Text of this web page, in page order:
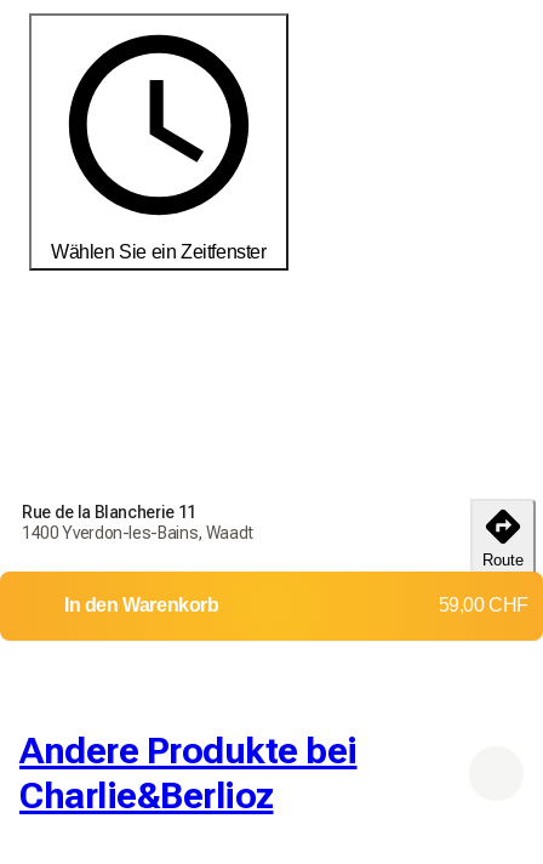
Wählen Sie ein Zeitfenster
Bestellen Sie noch heute, um Ihre Produkte bis zum
18-25
débembrezu erhalten
Rue de la Blancherie 11
1400 Yverdon-les-Bains, Waadt
Route
In den Warenkorb 59,00 CHF
Andere Produkte bei
Charlie&Berlioz